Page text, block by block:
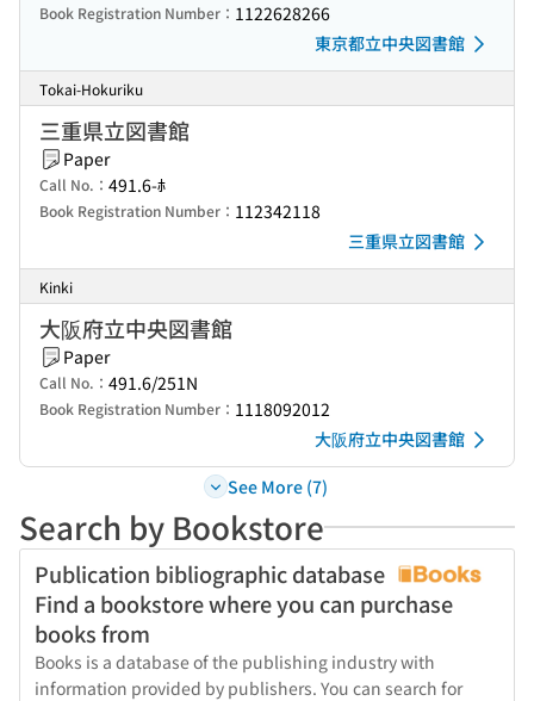
Book Registration Number： 1122628266
東京都立中央図書館
Tokai-Hokuriku
三重県立図書館
Paper
Call No.： 491.6-ﾎ
Book Registration Number： 112342118
三重県立図書館
Kinki
大阪府立中央図書館
Paper
Call No.： 491.6/251N
Book Registration Number： 1118092012
大阪府立中央図書館
See More (7)
Search by Bookstore
Publication bibliographic database
Find a bookstore where you can purchase
books from
Books is a database of the publishing industry with
information provided by publishers. You can search for